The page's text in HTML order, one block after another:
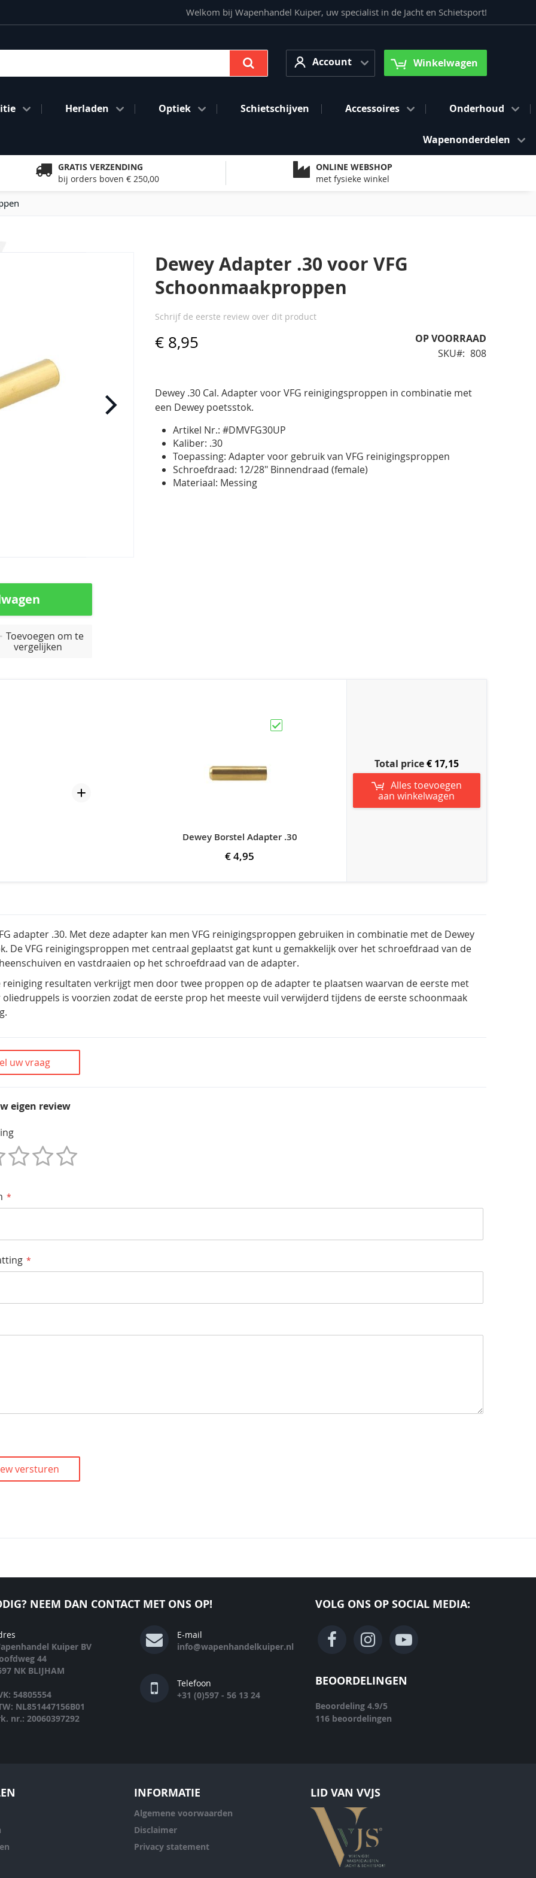
Welkom bij Wapenhandel Kuiper, uw specialist in de Jacht en Schietsport!
AccountAccount Winkelwagen
Herladen Optiek Schietschijven Accessoires Onderhoud
Wapenonderdelen
GRATIS VERZENDING
bij orders boven € 250,00
ONLINE WEBSHOP
met fysieke winkel
Toevoegen om te
vergelijken
Dewey Adapter .30 voor VFG
Schoonmaakproppen
Schrijf de eerste review over dit product
€ 8,95
OP VOORRAAD
SKU
808
Dewey .30 Cal. Adapter voor VFG reinigingsproppen in combinatie met
een Dewey poetsstok.
Artikel Nr.: #DMVFG30UP
Kaliber: .30
Toepassing: Adapter voor gebruik van VFG reinigingsproppen
Schroefdraad: 12/28" Binnendraad (female)
Materiaal: Messing
Dewey Borstel Adapter .30
€ 4,95
Alles toevoegen
aan winkelwagen
Total price€ 17,15
adapter .30. Met deze adapter kan men VFG reinigingsproppen gebruiken in combinatie met de Dewey
De VFG reinigingsproppen met centraal geplaatst gat kunt u gemakkelijk over het schroefdraad van de
en vastdraaien op het schroefdraad van de adapter.
reiniging resultaten verkrijgt men door twee proppen op de adapter te plaatsen waarvan de eerste met
oliedruppels is voorzien zodat de eerste prop het meeste vuil verwijderd tijdens de eerste schoonmaak
uw vraag
eigen review
versturen
NEEM DAN CONTACT MET ONS OP!
Kuiper BV
44
NK BLIJHAM
54805554
NL851447156B01
nr.: 20060397292
E-mail
info@wapenhandelkuiper.nl
Telefoon
+31 (0)597 - 56 13 24
VOLG ONS OP SOCIAL MEDIA:
BEOORDELINGEN
Beoordeling 4.9/5
116 beoordelingen
INFORMATIE
Algemene voorwaarden
Disclaimer
Privacy statement
LID VAN VVJS